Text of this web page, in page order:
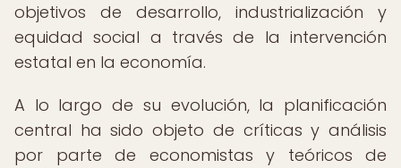
objetivos de desarrollo, industrialización y
equidad social a través de la intervención
estatal en la economía.
A lo largo de su evolución, la planificación
central ha sido objeto de críticas y análisis
por parte de economistas y teóricos de